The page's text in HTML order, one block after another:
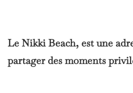
Le Nikki Beach, est une
partager des moments